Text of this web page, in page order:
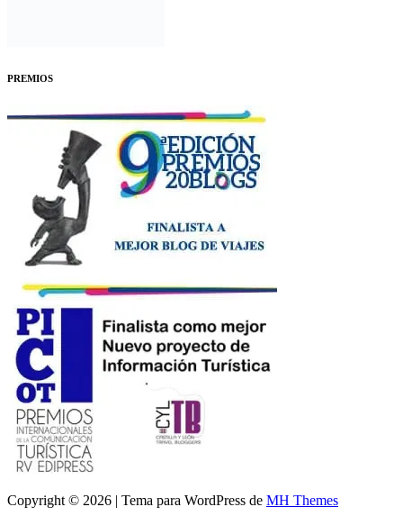
PREMIOS
Copyright © 2026 | Tema para WordPress de MH Themes